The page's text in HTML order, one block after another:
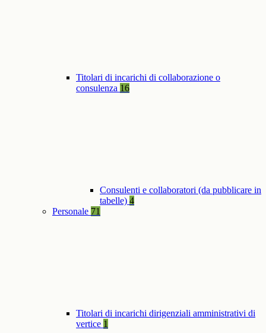
Titolari di incarichi di collaborazione o
consulenza 16
Consulenti e collaboratori (da pubblicare in
tabelle) 4
Personale 71
Titolari di incarichi dirigenziali amministrativi di
vertice 1